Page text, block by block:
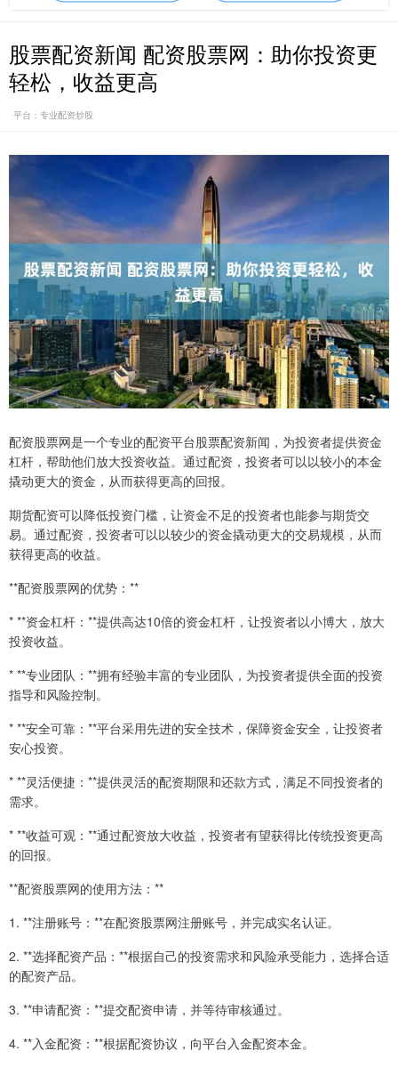
股票配资新闻 配资股票网：助你投资更
轻松，收益更高
平台：专业配资炒股
配资股票网是一个专业的配资平台股票配资新闻，为投资者提供资金
杠杆，帮助他们放大投资收益。通过配资，投资者可以以较小的本金
撬动更大的资金，从而获得更高的回报。
期货配资可以降低投资门槛，让资金不足的投资者也能参与期货交
易。通过配资，投资者可以以较少的资金撬动更大的交易规模，从而
获得更高的收益。
**配资股票网的优势：**
* **资金杠杆：**提供高达10倍的资金杠杆，让投资者以小博大，放大
投资收益。
* **专业团队：**拥有经验丰富的专业团队，为投资者提供全面的投资
指导和风险控制。
* **安全可靠：**平台采用先进的安全技术，保障资金安全，让投资者
安心投资。
* **灵活便捷：**提供灵活的配资期限和还款方式，满足不同投资者的
需求。
* **收益可观：**通过配资放大收益，投资者有望获得比传统投资更高
的回报。
**配资股票网的使用方法：**
1. **注册账号：**在配资股票网注册账号，并完成实名认证。
2. **选择配资产品：**根据自己的投资需求和风险承受能力，选择合适
的配资产品。
3. **申请配资：**提交配资申请，并等待审核通过。
4. **入金配资：**根据配资协议，向平台入金配资本金。